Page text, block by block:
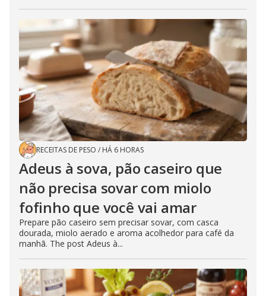
RECEITAS DE PESO / HÁ 6 HORAS
Adeus à sova, pão caseiro que
não precisa sovar com miolo
fofinho que você vai amar
Prepare pão caseiro sem precisar sovar, com casca
dourada, miolo aerado e aroma acolhedor para café da
manhã. The post Adeus à...